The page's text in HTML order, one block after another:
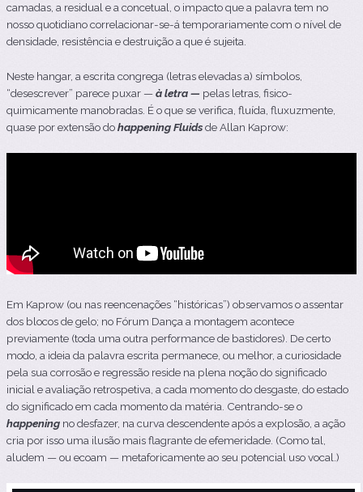
camadas, a residual e a concetual, o impacto que a palavra tem no
nosso quotidiano correlacionar-se-á temporariamente com o nível de
densidade, resistência e destruição a que é sujeita.
Neste hangar, a escrita congrega (letras elevadas a) símbolos,
“desescrever” parece puxar —à letra — pelas letras, fisico-
quimicamente manobradas. É o que se verifica, fluída, fluxuzmente,
quase por extensão dohappeningFluidsde Allan Kaprow:
Em Kaprow (ou nas reencenações “históricas”) observamos o assentar
dos blocos de gelo; no Fórum Dança a montagem acontece
previamente (toda uma outra performance de bastidores). De certo
modo, a ideia da palavra escrita permanece, ou melhor, a curiosidade
pela sua corrosão e regressão reside na plena noção do significado
inicial e avaliação retrospetiva, a cada momento do desgaste, do estado
do significado em cada momento da matéria. Centrando-se o
happening no desfazer, na curva descendente após a explosão, a ação
cria por isso uma ilusão mais flagrante de efemeridade. (Como tal,
aludem — ou ecoam — metaforicamente ao seu potencial uso vocal.)